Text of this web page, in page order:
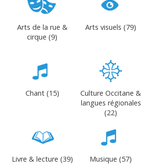
Arts de la rue &
cirque (9)
Arts visuels (79)
Chant (15)
Culture Occitane &
langues régionales
(22)
Livre & lecture (39) Musique (57)